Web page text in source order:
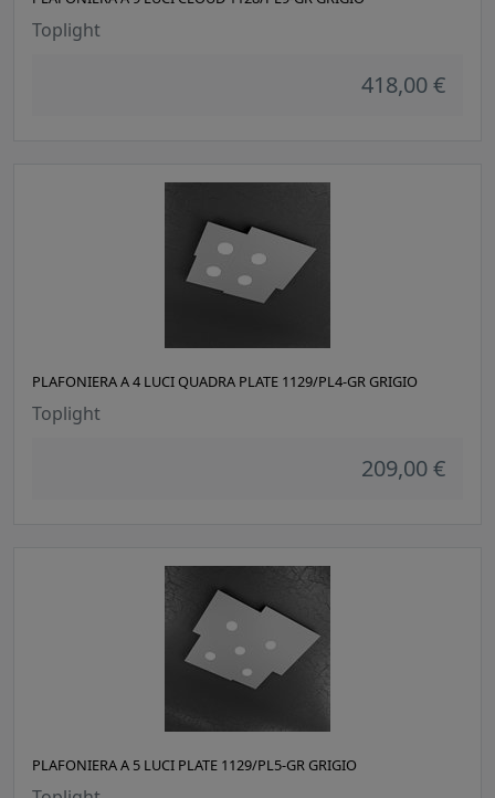
Toplight
418,00 €
PLAFONIERA A 4 LUCI QUADRA PLATE 1129/PL4-GR GRIGIO
Toplight
209,00 €
PLAFONIERA A 5 LUCI PLATE 1129/PL5-GR GRIGIO